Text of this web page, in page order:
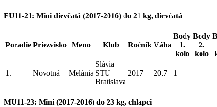
FU11-21: Mini dievčatá (2017-2016) do 21 kg, dievčatá
Poradie Priezvisko Meno Klub Ročník Váha
Body
1.
kolo
Body
2.
kolo
1. Novotná Melánia
Slávia
STU
Bratislava
2017 20,7 1
MU11-23: Mini (2017-2016) do 23 kg, chlapci